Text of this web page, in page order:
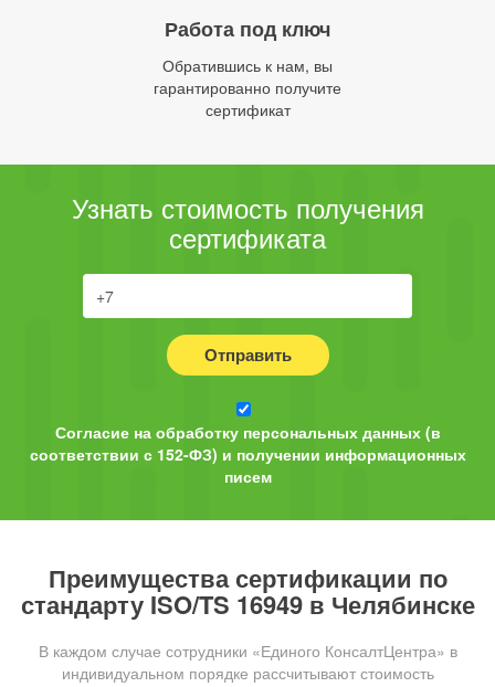
Работа под ключ
Обратившись к нам, вы
гарантированно получите
сертификат
Узнать стоимость получения
сертификата
Отправить
Согласие на обработку персональных данных (в
соответствии с 152-ФЗ) и получении информационных
писем
Преимущества сертификации по
стандарту ISO/TS 16949 в Челябинске
В каждом случае сотрудники «Единого КонсалтЦентра» в
индивидуальном порядке рассчитывают стоимость